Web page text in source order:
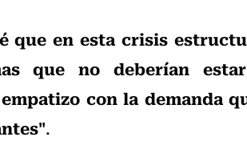
que en esta crisis
que no deberían
con la demanda
.